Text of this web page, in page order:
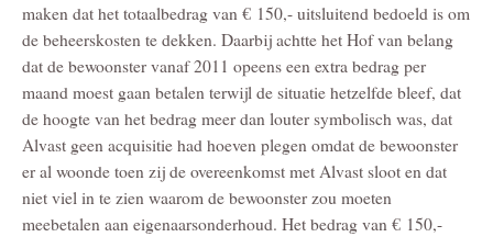
maken dat het totaalbedrag van € 150,- uitsluitend bedoeld is om
de beheerskosten te dekken. Daarbij achtte het Hof van belang
dat de bewoonster vanaf 2011 opeens een extra bedrag per
maand moest gaan betalen terwijl de situatie hetzelfde bleef, dat
de hoogte van het bedrag meer dan louter symbolisch was, dat
Alvast geen acquisitie had hoeven plegen omdat de bewoonster
er al woonde toen zij de overeenkomst met Alvast sloot en dat
niet viel in te zien waarom de bewoonster zou moeten
meebetalen aan eigenaarsonderhoud. Het bedrag van € 150,-